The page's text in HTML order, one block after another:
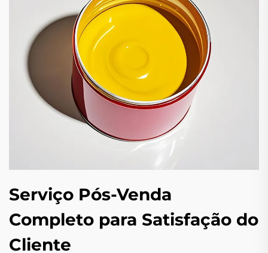
Serviço Pós-Venda
Completo para Satisfação do
Cliente